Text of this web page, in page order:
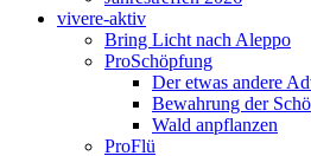
vivere-aktiv
Bring Licht nach Aleppo
ProSchöpfung
Der etwas andere
Bewahrung der
Wald anpflanzen
ProFlü